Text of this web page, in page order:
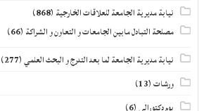
نيابة مديرية الجامعة للعلاقات الخارجية (868)
مصلحة التبادل مابين الجامعات و التعاون و الشراكة (66)
نيابة مديرية الجامعة لما بعد التدرج و البحث العلمي(277)
ورشات(13)